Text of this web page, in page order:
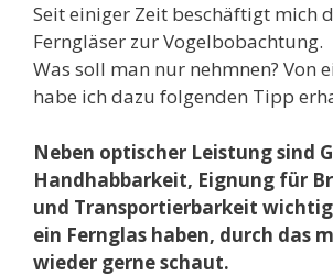
Seit einiger Zeit beschäftigt mich
Ferngläser zur Vogelbobachtung.
Was soll man nur nehmnen? Von
habe ich dazu folgenden Tipp
Neben optischer Leistung sind
Handhabbarkeit, Eignung für
und Transportierbarkeit
ein Fernglas haben, durch das
wieder gerne schaut.